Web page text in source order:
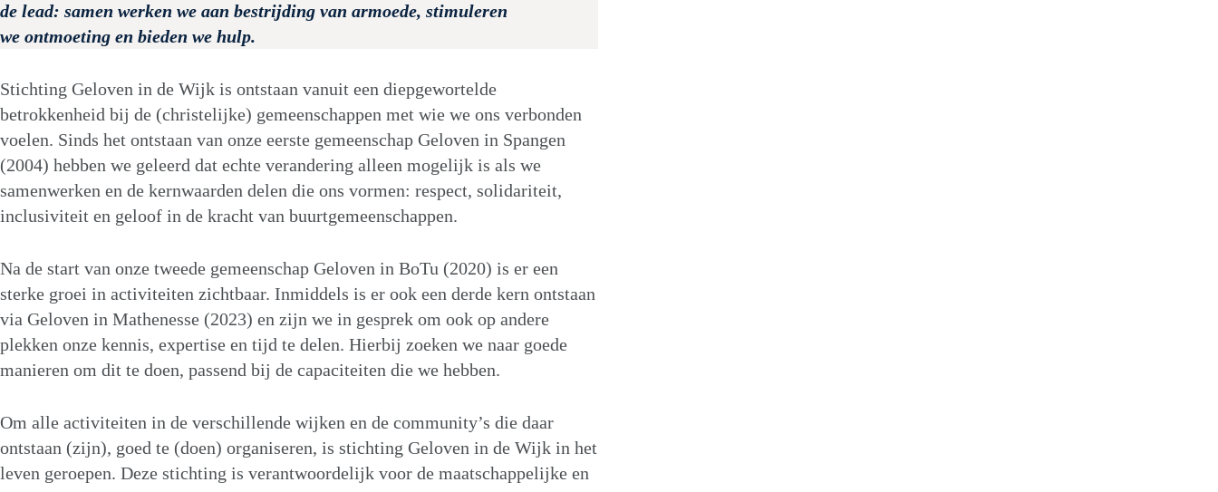
de lead: samen werken we aan bestrijding van armoede, stimuleren
we ontmoeting en bieden we hulp.
Stichting Geloven in de Wijk is ontstaan vanuit een diepgewortelde
betrokkenheid bij de (christelijke) gemeenschappen met wie we ons verbonden
voelen. Sinds het ontstaan van onze eerste gemeenschap Geloven in Spangen
(2004) hebben we geleerd dat echte verandering alleen mogelijk is als we
samenwerken en de kernwaarden delen die ons vormen: respect, solidariteit,
inclusiviteit en geloof in de kracht van buurtgemeenschappen.
Na de start van onze tweede gemeenschap Geloven in BoTu (2020) is er een
sterke groei in activiteiten zichtbaar. Inmiddels is er ook een derde kern ontstaan
via Geloven in Mathenesse (2023) en zijn we in gesprek om ook op andere
plekken onze kennis, expertise en tijd te delen. Hierbij zoeken we naar goede
manieren om dit te doen, passend bij de capaciteiten die we hebben.
Om alle activiteiten in de verschillende wijken en de community’s die daar
ontstaan (zijn), goed te (doen) organiseren, is stichting Geloven in de Wijk in het
leven geroepen. Deze stichting is verantwoordelijk voor de maatschappelijke en